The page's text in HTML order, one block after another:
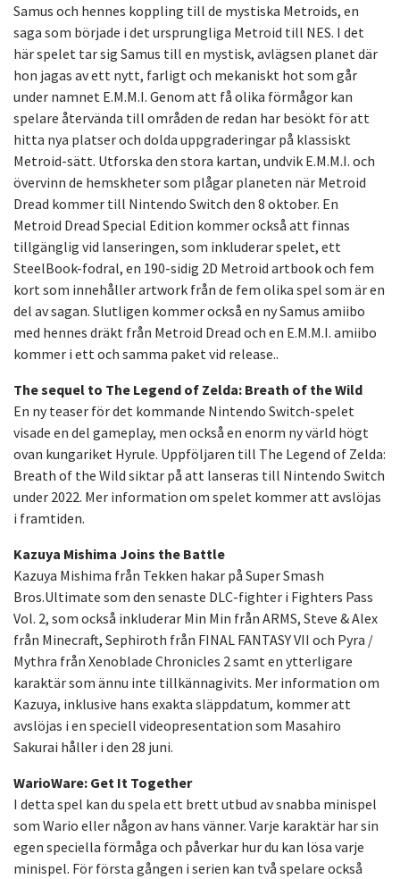
Samus och hennes koppling till de mystiska Metroids, en
saga som började i det ursprungliga Metroid till NES. I det
här spelet tar sig Samus till en mystisk, avlägsen planet där
hon jagas av ett nytt, farligt och mekaniskt hot som går
under namnet E.M.M.I. Genom att få olika förmågor kan
spelare återvända till områden de redan har besökt för att
hitta nya platser och dolda uppgraderingar på klassiskt
Metroid-sätt. Utforska den stora kartan, undvik E.M.M.I. och
övervinn de hemskheter som plågar planeten när Metroid
Dread kommer till Nintendo Switch den 8 oktober. En
Metroid Dread Special Edition kommer också att finnas
tillgänglig vid lanseringen, som inkluderar spelet, ett
SteelBook-fodral, en 190-sidig 2D Metroid artbook och fem
kort som innehåller artwork från de fem olika spel som är en
del av sagan. Slutligen kommer också en ny Samus amiibo
med hennes dräkt från Metroid Dread och en E.M.M.I. amiibo
kommer i ett och samma paket vid release..
The sequel to The Legend of Zelda: Breath of the Wild
En ny teaser för det kommande Nintendo Switch-spelet
visade en del gameplay, men också en enorm ny värld högt
ovan kungariket Hyrule. Uppföljaren till The Legend of Zelda:
Breath of the Wild siktar på att lanseras till Nintendo Switch
under 2022. Mer information om spelet kommer att avslöjas
i framtiden.
Kazuya Mishima Joins the Battle
Kazuya Mishima från Tekken hakar på Super Smash
Bros.Ultimate som den senaste DLC-fighter i Fighters Pass
Vol. 2, som också inkluderar Min Min från ARMS, Steve & Alex
från Minecraft, Sephiroth från FINAL FANTASY VII och Pyra /
Mythra från Xenoblade Chronicles 2 samt en ytterligare
karaktär som ännu inte tillkännagivits. Mer information om
Kazuya, inklusive hans exakta släppdatum, kommer att
avslöjas i en speciell videopresentation som Masahiro
Sakurai håller i den 28 juni.
WarioWare: Get It Together
I detta spel kan du spela ett brett utbud av snabba minispel
som Wario eller någon av hans vänner. Varje karaktär har sin
egen speciella förmåga och påverkar hur du kan lösa varje
minispel. För första gången i serien kan två spelare också